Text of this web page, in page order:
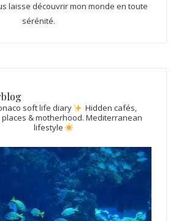
laisse découvrir mon monde en toute
sérénité.
soft life diary
Hidden cafés,
& motherhood. Mediterranean
lifestyle